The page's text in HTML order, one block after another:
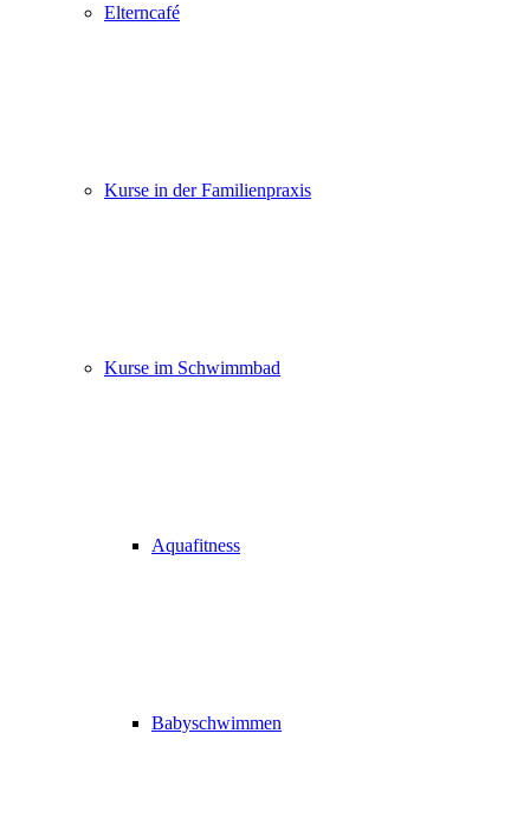
Elterncafé
Kurse in der Familienpraxis
Kurse im Schwimmbad
Aquafitness
Babyschwimmen